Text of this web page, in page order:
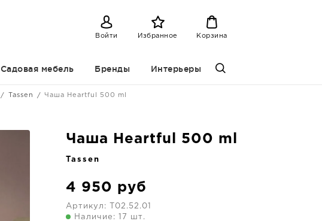
Войти Избранное Корзина
Садовая мебель Бренды Интерьеры
Tassen Чаша Heartful 500 ml
Чаша Heartful 500 ml
Tassen
4 950 руб
Артикул:
T02.52.01
Наличие: 17 шт.